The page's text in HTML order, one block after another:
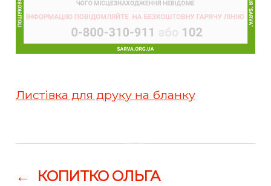
Листівка для друку на бланку
←
КОПИТКО ОЛЬГА